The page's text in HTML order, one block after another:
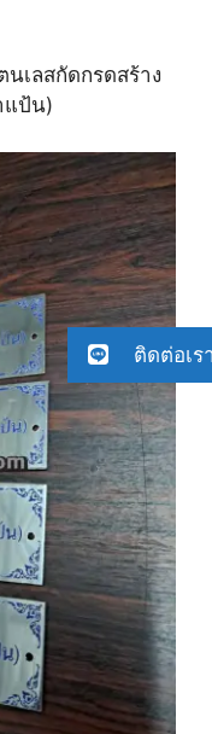
เลสกัดกรดสร้าง
แป้น)
ติดต่อเร